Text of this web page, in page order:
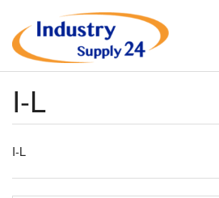
I-L
I-L